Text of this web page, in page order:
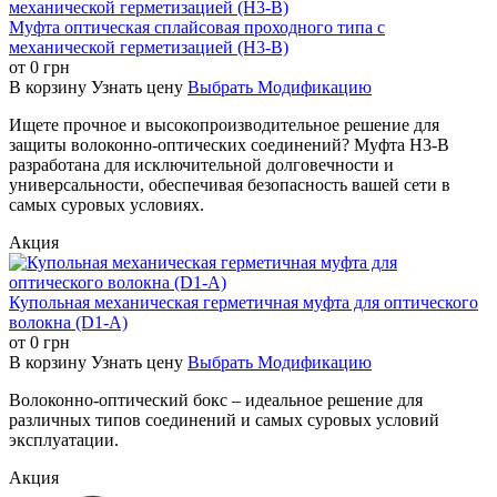
безопасности, что подтверждается следующими
сертификатами:
Соответствует стандартам сертификации TLC
Соответствует стандартам сертификации ROHS
Соответствует стандарту YD/T814.1-2004
Соответствует стандартам сертификации FCC
Прошел сертификацию ISO9001:2015
Соответствует новейшим отраслевым стандартам,
таким как IEC
Модель Core
12 слотов
трея для
кабеля
(одиночное
трея для
кабеля (2
сплайсинга)
сплайс-
ленточного
кабеля
cores
Муфта оптическая сплайсовая проходного типа с
механической герметизацией (H3-B)
от 0 грн
В корзину Узнать цену Выбрать Модификацию
Ищете прочное и высокопроизводительное решение для
защиты волоконно-оптических соединений? Муфта H3-B
разработана для исключительной долговечности и
универсальности, обеспечивая безопасность вашей сети в
самых суровых условиях.
Акция
Купольная механическая герметичная муфта для оптического
волокна (D1-A)
от 0 грн
В корзину Узнать цену Выбрать Модификацию
Волоконно-оптический бокс – идеальное решение для
различных типов соединений и самых суровых условий
эксплуатации.
Акция